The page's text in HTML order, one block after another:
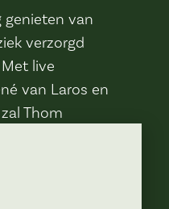
genieten van
verzorgd
live
van Laros en
Thom